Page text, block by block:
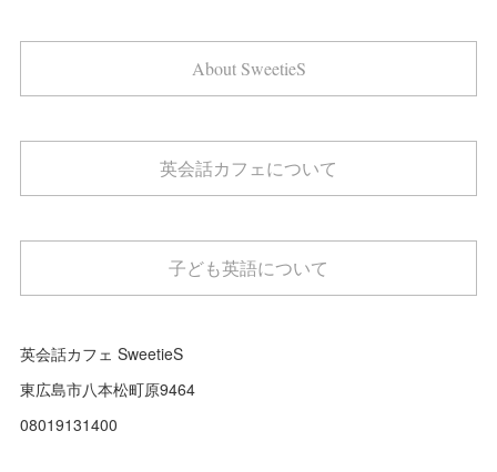
About SweetieS
英会話カフェについて
子ども英語について
英会話カフェ SweetieS
東広島市八本松町原9464
08019131400